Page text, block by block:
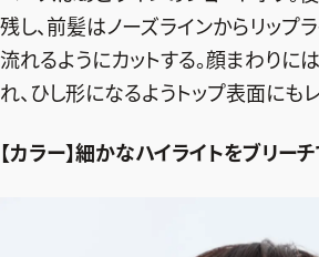
残し、前髪はノーズラインからリップ
流れるようにカットする。顔まわりに
れ、ひし形になるようトップ表面にも
【カラー】細かなハイライトをブリー